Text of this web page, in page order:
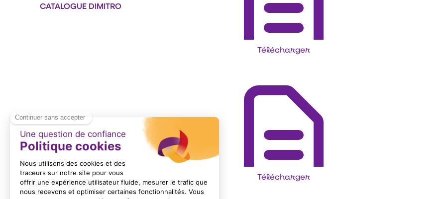
CATALOGUE DIMITRO
Télécharger
PLAQUETTE DIMITRO
Format : PDF (3 Mo)
Télécharger